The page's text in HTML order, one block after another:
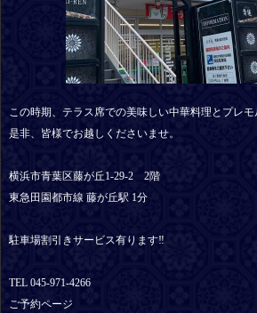
この時期、テラス席での美味しい中華料理とプレモ
是非、皆様でお越しくださいませ。
横浜市青葉区藤が丘1-29-2 2階
東急田園都市線 藤が丘駅 1分
駐車場割引きサービス有ります‼︎
TEL 045-971-4266
ご予約ページ